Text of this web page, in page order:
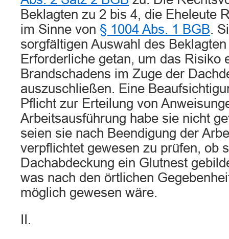
Beklagten zu 2 bis 4, die Eheleute
im Sinne von § 1004 Abs. 1 BGB.
sorgfältigen Auswahl des
Erforderliche getan, um das Risiko
Brandschadens im Zuge der
auszuschließen. Eine
Pflicht zur Erteilung von
Arbeitsausführung habe sie nicht
seien sie nach Beendigung der
verpflichtet gewesen zu prüfen, ob
Dachabdeckung ein Glutnest
was nach den örtlichen
möglich gewesen wäre.
II.